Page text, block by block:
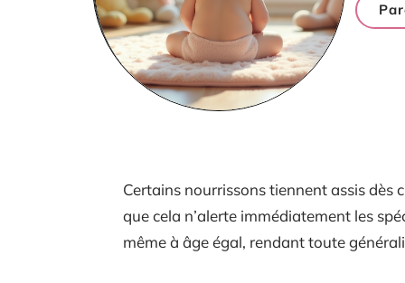
Certains nourrissons tiennent assis dès
que cela n’alerte immédiatement les
même à âge égal, rendant toute